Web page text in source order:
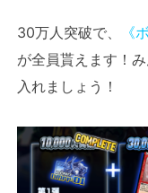
30万人突破で、
《
が全員貰えます！
入れましょう！